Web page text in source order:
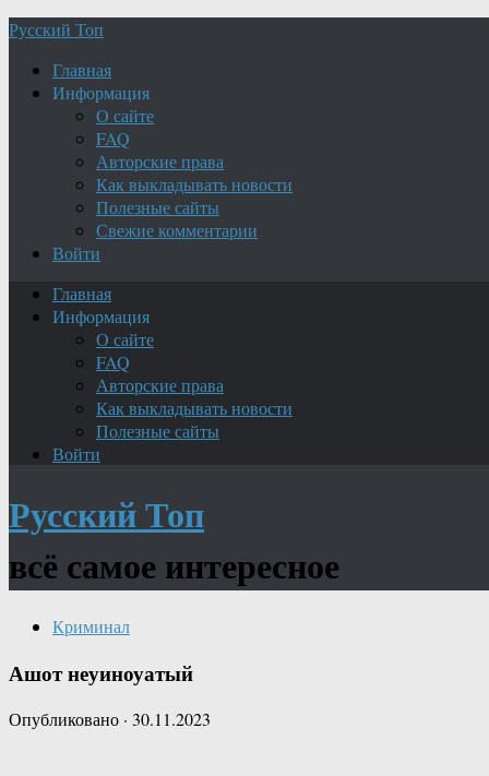
Русский Топ
Главная
Информация
О сайте
FAQ
Авторские права
Как выкладывать новости
Полезные сайты
Свежие комментарии
Войти
Главная
Информация
О сайте
FAQ
Авторские права
Как выкладывать новости
Полезные сайты
Войти
Русский Топ
всё самое интересное
Криминал
Ашот неуиноуатый
Опубликовано · 30.11.2023